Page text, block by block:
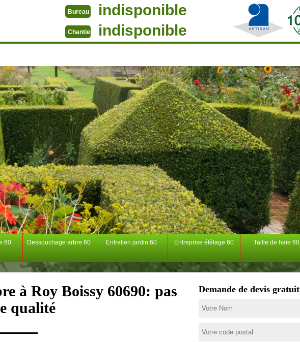
Bureau indisponible
Chantier indisponible
60 Dessouchage arbre 60 Entretien jardin 60 Entreprise étêtage 60 Taille de haie 60
à Roy Boissy 60690: pas
qualité
Demande de devis gratuit